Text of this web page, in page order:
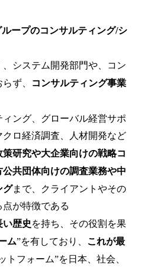
ープのコンサルティング/シ
システム開発部門や、コン
ず、
コンサルティング事業
ング、グローバル経営サポ
ロ経済調査、人材開発など
研究や大企業向けの戦略コ
公共団体向けの調査業務や中
グまで、クライアントやその
が特徴である
い歴史 を持ち、その役割を果
ム”を有しており、 これが最
トフォーム”を日本、社会、